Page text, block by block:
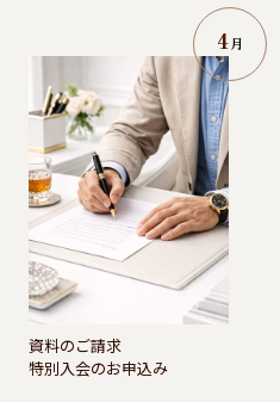
4月
資料のご請求
特別入会のお申込み